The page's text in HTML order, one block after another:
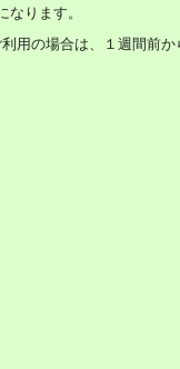
ります。
の場合は、１週間前か